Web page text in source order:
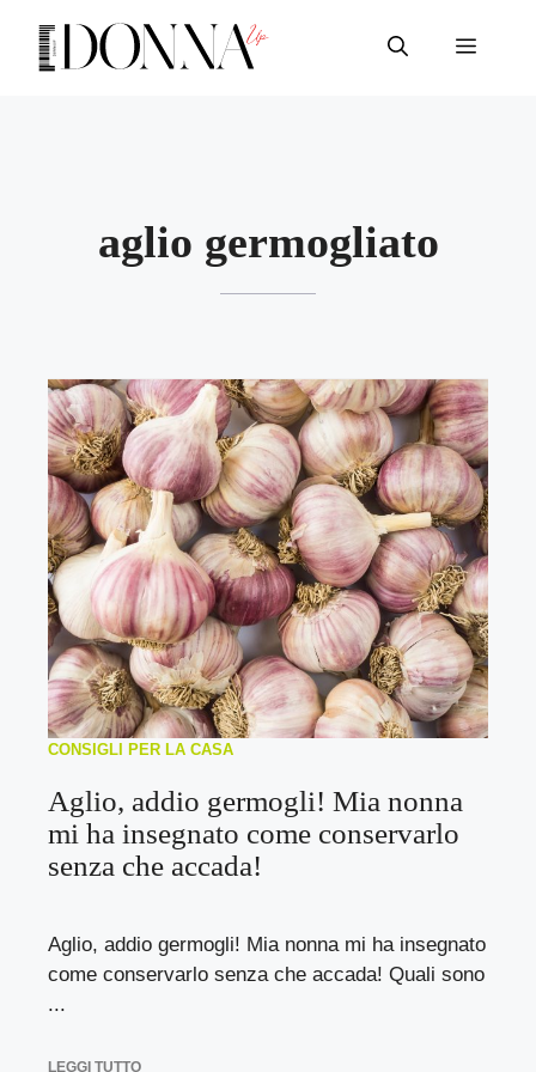
contenuto
Menu
aglio germogliato
CONSIGLI PER LA CASA
Aglio, addio germogli! Mia nonna
mi ha insegnato come conservarlo
senza che accada!
Aglio, addio germogli! Mia nonna mi ha insegnato
come conservarlo senza che accada! Quali sono
...
LEGGI TUTTO